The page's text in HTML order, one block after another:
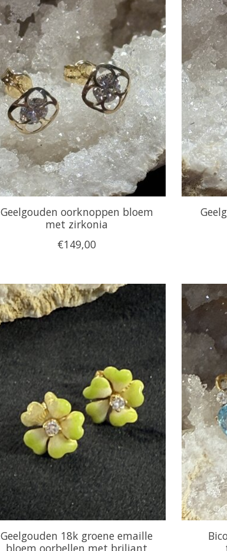
Geelgouden oorknoppen bloem
met zirkonia
€149,00
Geelgouden 18k groene emaille